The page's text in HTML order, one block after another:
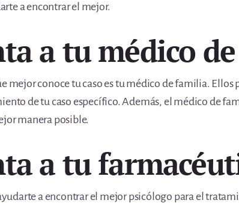
a encontrar el mejor.
a tu médico
mejor conoce tu caso es tu médico de familia.
de tu caso específico. Además, el médico de
manera posible.
a tu
a encontrar el mejor psicólogo para el